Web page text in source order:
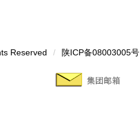
Reserved /
陕ICP备08003005号